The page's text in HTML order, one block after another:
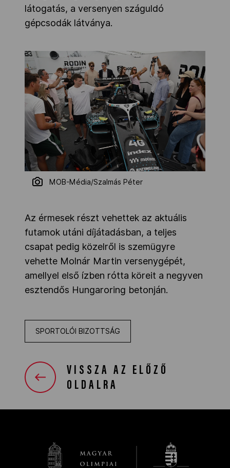
látogatás, a versenyen száguldó
gépcsodák látványa.
MOB-Média/Szalmás Péter
Az érmesek részt vehettek az aktuális
futamok utáni díjátadásban, a teljes
csapat pedig közelről is szemügyre
vehette Molnár Martin versenygépét,
amellyel első ízben rótta köreit a negyven
esztendős Hungaroring betonján.
SPORTOLÓI BIZOTTSÁG
VISSZA AZ ELŐZŐ
OLDALRA